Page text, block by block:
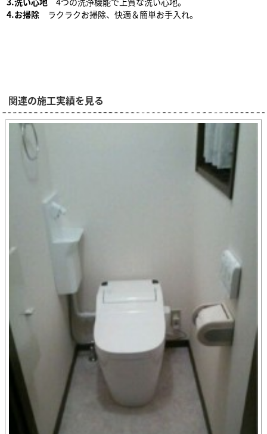
4.お掃除 ラクラクお掃除、快適＆簡単お手入れ。
関連の施工実績を見る